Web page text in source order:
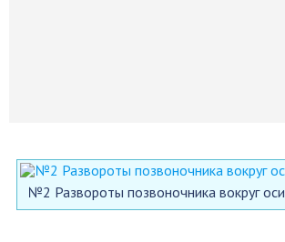
№2 Развороты позвоночника вокруг оси